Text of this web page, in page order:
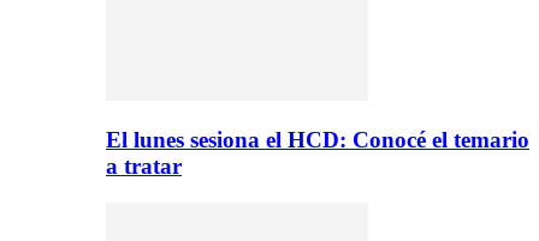
El lunes sesiona el HCD: Conocé el temario
a tratar